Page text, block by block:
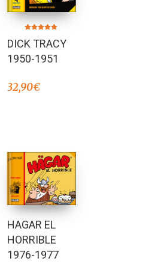
5.00
de 5
DICK TRACY
1950-1951
32,90€
HAGAR EL
HORRIBLE
1976-1977